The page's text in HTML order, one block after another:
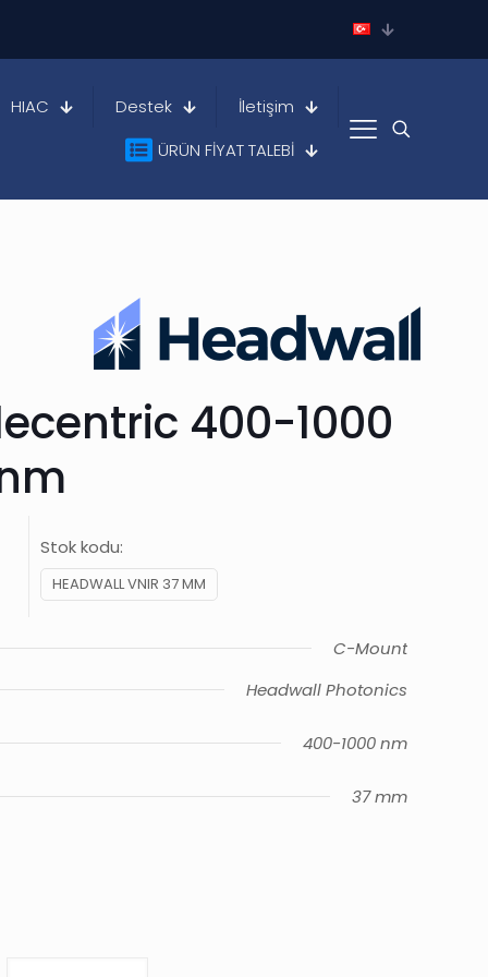
HIAC Destek
İletişim
ÜRÜN FİYAT TALEBİ
400-1000
Stok kodu:
HEADWALL VNIR 37 MM
C-Mount
Headwall Photonics
400-1000 nm
37 mm